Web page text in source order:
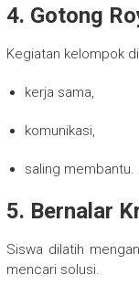
4. Gotong
Kegiatan kelompok
kerja sama,
komunikasi,
saling membantu.
5. Bernalar
Siswa dilatih
mencari solusi.